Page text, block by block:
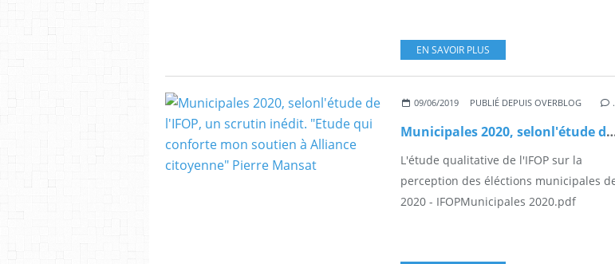
EN SAVOIR PLUS
09/06/2019 PUBLIÉ DEPUIS OVERBLOG
Municipales 2020, selonl'étude de l'IFOP, un scrutin inédit. "Etude
L'étude qualitative de l'IFOP sur la
perception des éléctions municipales
2020 - IFOPMunicipales 2020.pdf